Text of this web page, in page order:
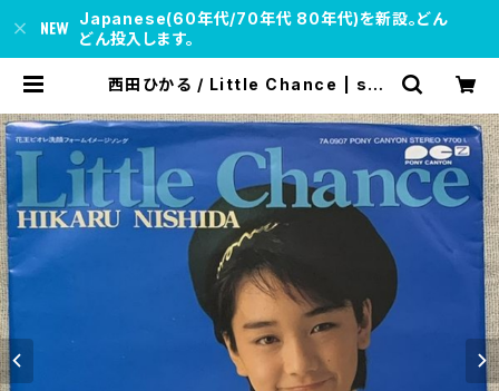
Japanese(60年代/70年代 80年代)を新設。どん
どん投入します。
西田ひかる / Little Chance | sou